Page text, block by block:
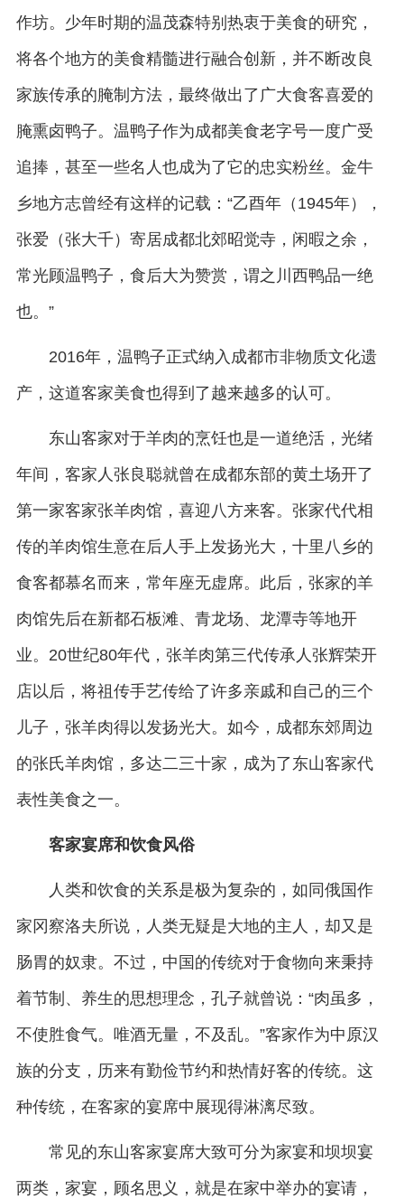
作坊。少年时期的温茂森特别热衷于美食的研究，
将各个地方的美食精髓进行融合创新，并不断改良
家族传承的腌制方法，最终做出了广大食客喜爱的
腌熏卤鸭子。温鸭子作为成都美食老字号一度广受
追捧，甚至一些名人也成为了它的忠实粉丝。金牛
乡地方志曾经有这样的记载：“乙酉年（1945年），
张爱（张大千）寄居成都北郊昭觉寺，闲暇之余，
常光顾温鸭子，食后大为赞赏，谓之川西鸭品一绝
也。”
2016年，温鸭子正式纳入成都市非物质文化遗
产，这道客家美食也得到了越来越多的认可。
东山客家对于羊肉的烹饪也是一道绝活，光绪
年间，客家人张良聪就曾在成都东部的黄土场开了
第一家客家张羊肉馆，喜迎八方来客。张家代代相
传的羊肉馆生意在后人手上发扬光大，十里八乡的
食客都慕名而来，常年座无虚席。此后，张家的羊
肉馆先后在新都石板滩、青龙场、龙潭寺等地开
业。20世纪80年代，张羊肉第三代传承人张辉荣开
店以后，将祖传手艺传给了许多亲戚和自己的三个
儿子，张羊肉得以发扬光大。如今，成都东郊周边
的张氏羊肉馆，多达二三十家，成为了东山客家代
表性美食之一。
客家宴席和饮食风俗
人类和饮食的关系是极为复杂的，如同俄国作
家冈察洛夫所说，人类无疑是大地的主人，却又是
肠胃的奴隶。不过，中国的传统对于食物向来秉持
着节制、养生的思想理念，孔子就曾说：“肉虽多，
不使胜食气。唯酒无量，不及乱。”客家作为中原汉
族的分支，历来有勤俭节约和热情好客的传统。这
种传统，在客家的宴席中展现得淋漓尽致。
常见的东山客家宴席大致可分为家宴和坝坝宴
两类，家宴，顾名思义，就是在家中举办的宴请，